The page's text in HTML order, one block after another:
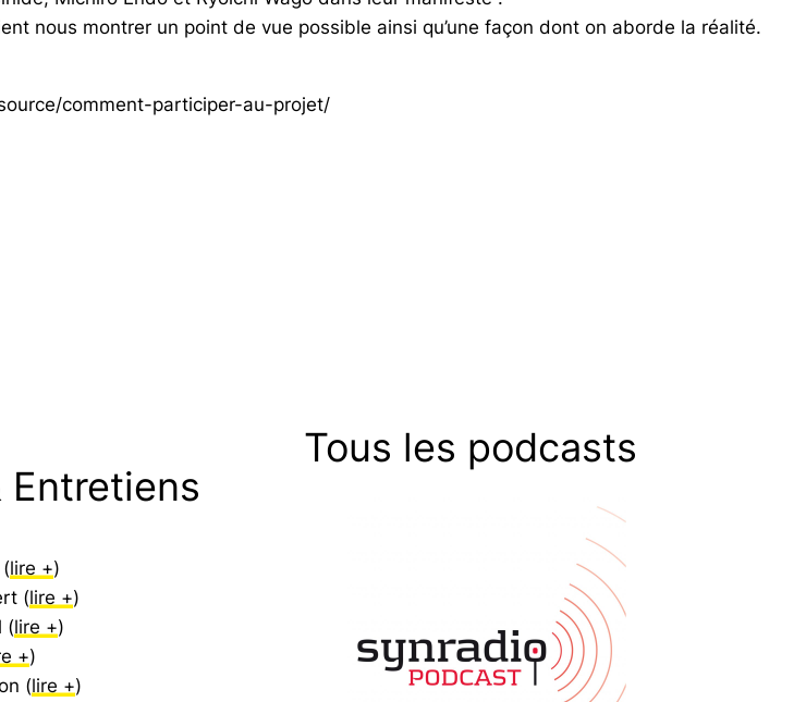
nous montrer un point de vue possible ainsi qu’une façon dont on aborde la réalité.
comment-participer-au-projet/
Entretiens
lire +)
(lire +)
(lire +)
+)
(lire +)
Tous les podcasts